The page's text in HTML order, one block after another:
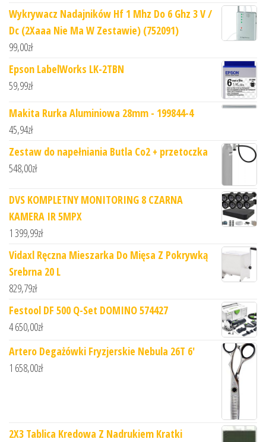
Wykrywacz Nadajników Hf 1 Mhz Do 6 Ghz 3 V /
Dc (2Xaaa Nie Ma W Zestawie) (752091)
99,00zł
Epson LabelWorks LK-2TBN
59,99zł
Makita Rurka Aluminiowa 28mm - 199844-4
45,94zł
Zestaw do napełniania Butla Co2 + przetoczka
548,00zł
DVS KOMPLETNY MONITORING 8 CZARNA
KAMERA IR 5MPX
1 399,99zł
Vidaxl Ręczna Mieszarka Do Mięsa Z Pokrywką
Srebrna 20 L
829,79zł
Festool DF 500 Q-Set DOMINO 574427
4 650,00zł
Artero Degażówki Fryzjerskie Nebula 26T 6'
1 658,00zł
2X3 Tablica Kredowa Z Nadrukiem Kratki